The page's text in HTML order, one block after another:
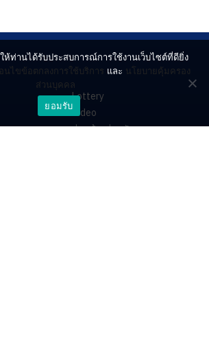
Lottery
Video
ร่วมด้วยช่วยกัน
ห้ท่านได้รับประสบการณ์การใช้งานเว็บไซต์ที่ดียิ่ง
อนไขข้อตกลงการใช้บริการ และ นโยบายคุ้มครอง
ส่วนบุคคล
ยอมรับ